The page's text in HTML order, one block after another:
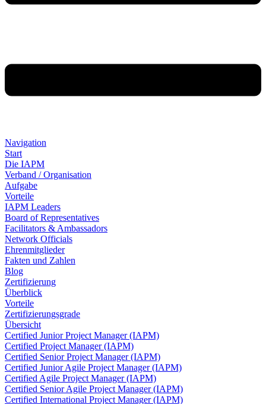
Navigation
Start
Die IAPM
Verband / Organisation
Aufgabe
Vorteile
IAPM Leaders
Board of Representatives
Facilitators & Ambassadors
Network Officials
Ehrenmitglieder
Fakten und Zahlen
Blog
Zertifizierung
Überblick
Vorteile
Zertifizierungsgrade
Übersicht
Certified Junior Project Manager (IAPM)
Certified Project Manager (IAPM)
Certified Senior Project Manager (IAPM)
Certified Junior Agile Project Manager (IAPM)
Certified Agile Project Manager (IAPM)
Certified Senior Agile Project Manager (IAPM)
Certified International Project Manager (IAPM)